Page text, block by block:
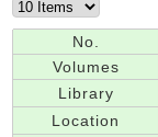
No.
Volumes
Library
Location